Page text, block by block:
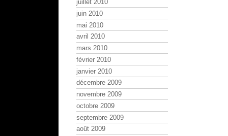
juillet 2010
juin 2010
mai 2010
avril 2010
mars 2010
février 2010
janvier 2010
décembre 2009
novembre 2009
octobre 2009
septembre 2009
août 2009